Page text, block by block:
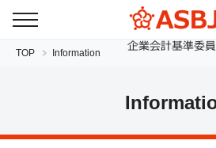
TOP Information